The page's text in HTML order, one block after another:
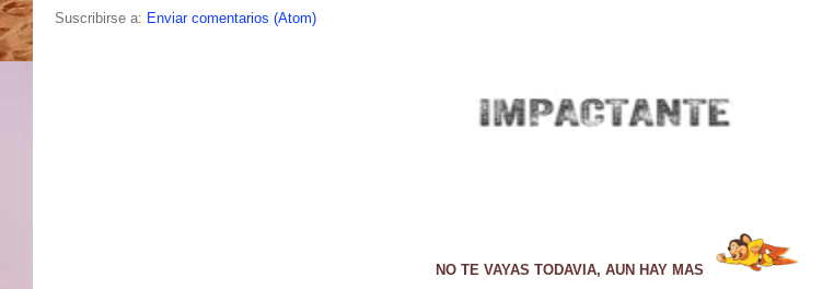
Suscribirse a: Enviar comentarios (Atom)
NO TE VAYAS TODAVIA, AUN HAY MAS